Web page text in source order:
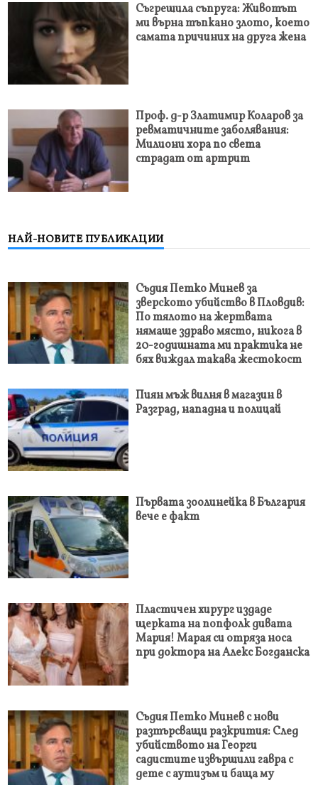
Съгрешила съпруга: Животът
ми върна тъпкано злото, което
самата причиних на друга жена
Проф. д-р Златимир Коларов за
ревматичните заболявания:
Милиони хора по света
страдат от артрит
НАЙ-НОВИТЕ ПУБЛИКАЦИИ
Съдия Петко Минев за
зверското убийство в Пловдив:
По тялото на жертвата
нямаше здраво място, никога в
20-годишната ми практика не
бях виждал такава жестокост
Пиян мъж вилня в магазин в
Разград, нападна и полицай
Първата зоолинейка в България
вече е факт
Пластичен хирург издаде
щерката на попфолк дивата
Мария! Марая си отряза носа
при доктора на Алекс Богданска
Съдия Петко Минев с нови
разтърсващи разкрития: След
убийството на Георги
садистите извършили гавра с
дете с аутизъм и баща му